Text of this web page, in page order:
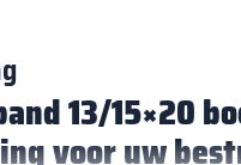
13/15×20
voor uw